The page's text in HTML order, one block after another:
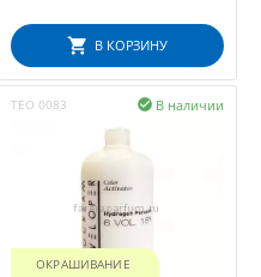
В КОРЗИНУ
TEO 0083 В наличии

ОКРАШИВАНИЕ